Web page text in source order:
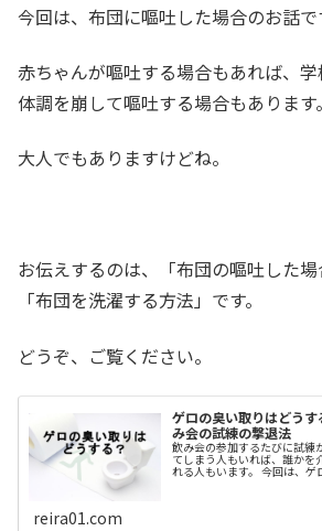
今回は、布団に嘔吐した場合のお話で
赤ちゃんが嘔吐する場合もあれば、
体調を崩して嘔吐する場合もあります。
大人でもありますけどね。
お伝えするのは、「布団の嘔吐した
「布団を洗濯する方法」です。
どうぞ、ご覧ください。
ゲロの臭い取りはどう
み会の試練の撃退法
飲み会の参加するたびに試練があり
てしまう人もいれば、誰かを
れる人もいます。 今回は、ゲロの臭い取りのお話です。 服
reira01.com